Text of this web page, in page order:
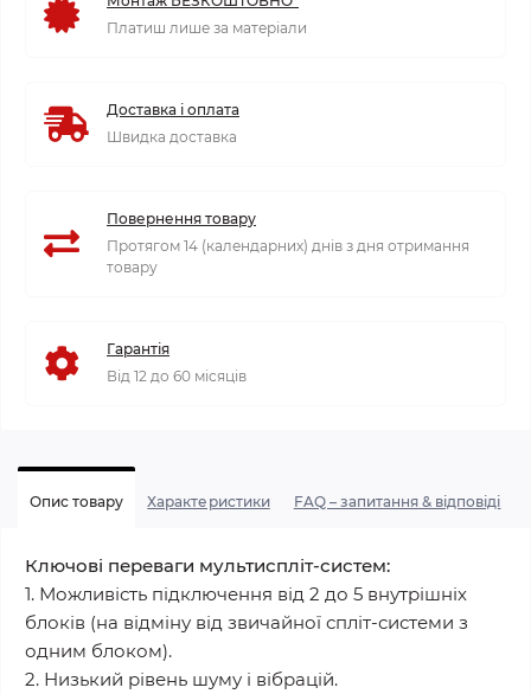
Платиш лише за матеріали
Доставка і оплата
Швидка доставка
Повернення товару
Протягом 14 (календарних) днів з дня отримання
товару
Гарантія
Від 12 до 60 місяців
Опис товару Характеристики FAQ – запитання & відповіді
Ключові переваги мультиспліт-систем:
1. Можливість підключення від 2 до 5 внутрішніх
блоків (на відміну від звичайної спліт-системи з
одним блоком).
2. Низький рівень шуму і вібрацій.